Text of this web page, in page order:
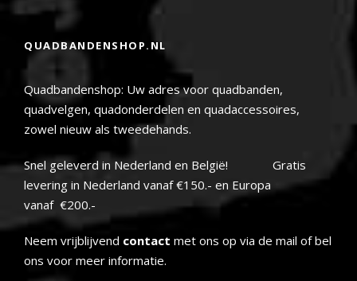
QUADBANDENSHOP.NL
Quadbandenshop: Uw adres voor quadbanden,
quadvelgen, quadonderdelen en quadaccessoires,
zowel nieuw als tweedehands.
Snel geleverd in Nederland en België! Gratis
levering in Nederland vanaf €150.- en Europa
vanaf €200.-
Neem vrijblijvend contact met ons op via de mail of bel
ons voor meer informatie.